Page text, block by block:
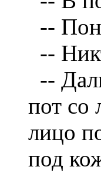
--
--
--
пот со
лицо
под